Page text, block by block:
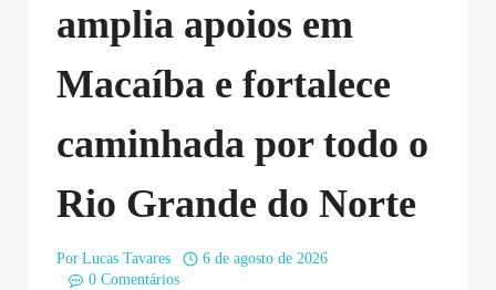
amplia apoios em
Macaíba e fortalece
caminhada por todo o
Rio Grande do Norte
Por Lucas Tavares
6 de agosto de 2026
0 Comentários